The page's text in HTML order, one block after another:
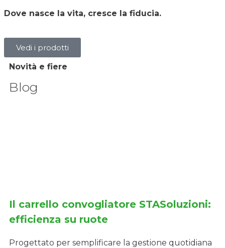
Dove nasce la vita, cresce la fiducia.
Vedi i prodotti
Novità e fiere
Blog
Il carrello convogliatore STASoluzioni:
efficienza su ruote
Progettato per semplificare la gestione quotidiana